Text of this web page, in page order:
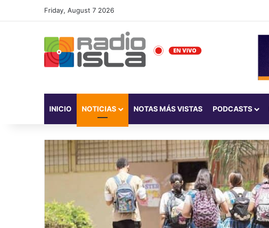
Friday, August 7 2026
INICIO NOTICIAS NOTAS MÁS VISTAS PODCASTS